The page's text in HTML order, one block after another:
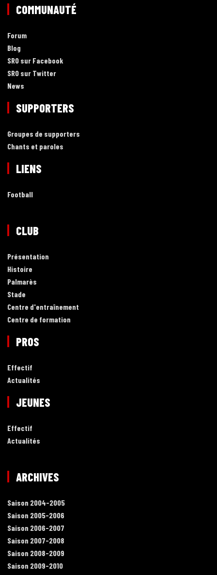
COMMUNAUTÉ
Forum
Blog
SRO sur Facebook
SRO sur Twitter
News
SUPPORTERS
Groupes de supporters
Chants et paroles
LIENS
Football
CLUB
Présentation
Histoire
Palmarès
Stade
Centre d'entraînement
Centre de formation
PROS
Effectif
Actualités
JEUNES
Effectif
Actualités
ARCHIVES
Saison 2004-2005
Saison 2005-2006
Saison 2006-2007
Saison 2007-2008
Saison 2008-2009
Saison 2009-2010